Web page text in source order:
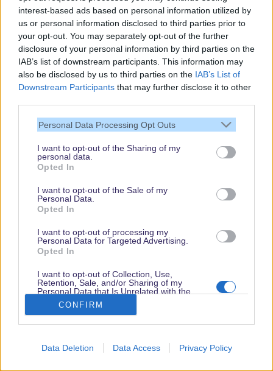
interest-based ads based on personal information utilized by
us or personal information disclosed to third parties prior to
your opt-out. You may separately opt-out of the further
disclosure of your personal information by third parties on the
IAB’s list of downstream participants. This information may
also be disclosed by us to third parties on the IAB’s List of
Downstream Participants that may further disclose it to other
Personal Data Processing Opt Outs
I want to opt-out of the Sharing of my
personal data.
Opted In
I want to opt-out of the Sale of my
Personal Data.
Opted In
I want to opt-out of processing my
Personal Data for Targeted Advertising.
Opted In
I want to opt-out of Collection, Use,
Retention, Sale, and/or Sharing of my
Personal Data that Is Unrelated with the
Purposes for which it was collected.
Opted Out
CONFIRM
Data Deletion Data Access Privacy Policy
11. JULI 2026
Ein Besuch bei Dapper Dan’s Hair Cuts in
Disneyland Paris
20. JUNI 2026
von Disneyland Paris
Was eine 36-jährige Imagineering-
Veteranin über Disneys neue Welt verrät
Das könnte Dich auch interessieren
Cast-Member-Preview mit Dorine Hermier:
Einblick in…
Weihnachtszauber 2025 in Walt Disney
World: Diese…